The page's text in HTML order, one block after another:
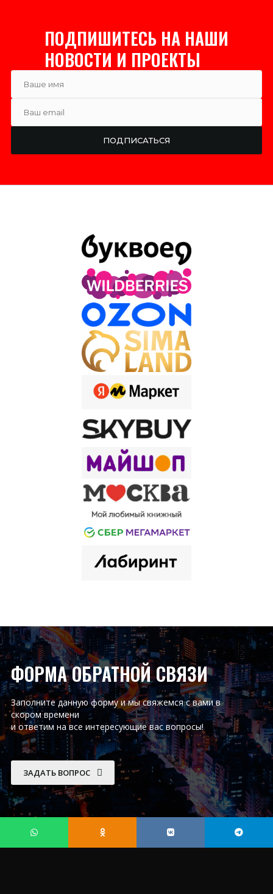
ПОДПИШИТЕСЬ НА НАШИ
НОВОСТИ И ПРОЕКТЫ
ФОРМА ОБРАТНОЙ СВЯЗИ
Заполните данную форму и мы свяжемся с вами в
скором времени
и ответим на все интересующие вас вопросы!
ЗАДАТЬ ВОПРОС